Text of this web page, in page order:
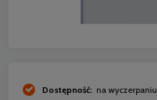
Dostępność: na wyczerpaniu